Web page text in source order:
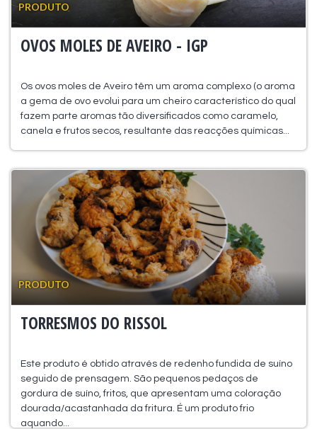
PRODUTO
OVOS MOLES DE AVEIRO - IGP
Os ovos moles de Aveiro têm um aroma complexo (o aroma
a gema de ovo evolui para um cheiro característico do qual
fazem parte aromas tão diversificados como caramelo,
canela e frutos secos, resultante das reacções químicas...
PRODUTO
TORRESMOS DO RISSOL
Este produto é obtido através de redenho fundida de suíno
seguido de prensagem. São pequenos pedaços de
gordura de suíno, fritos, que apresentam uma coloração
dourada/acastanhada da fritura. É um produto frio
aquando...